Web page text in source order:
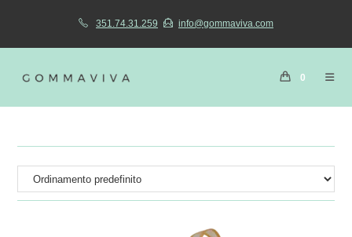
351.74.31.259 info@gommaviva.com
0